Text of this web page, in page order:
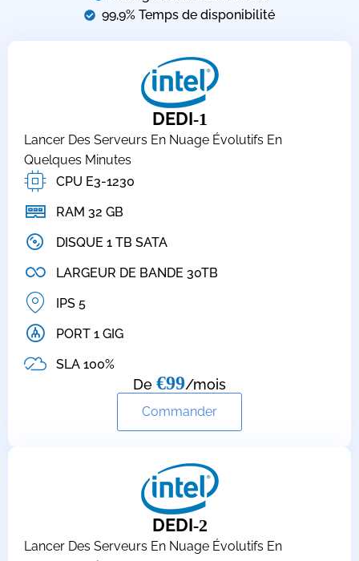
99,9% Temps de disponibilité
DEDI-1
Lancer Des Serveurs En Nuage Évolutifs En
Quelques Minutes
CPU E3-1230
RAM 32 GB
DISQUE 1 TB SATA
LARGEUR DE BANDE 30TB
IPS 5
PORT 1 GIG
SLA 100%
De €99/mois
Commander
DEDI-2
Lancer Des Serveurs En Nuage Évolutifs En